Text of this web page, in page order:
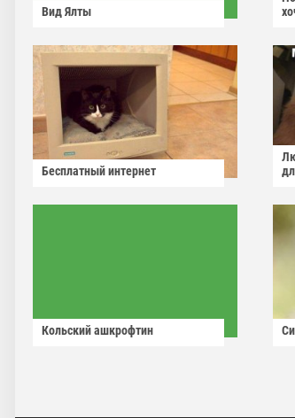
Вид Ялты
Бесплатный интернет
Кольский ашкрофтин